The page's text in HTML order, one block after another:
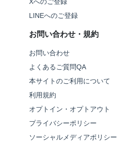
LINEへのご登録
お問い合わせ・規約
お問い合わせ
よくあるご質問QA
本サイトのご利用について
利用規約
オプトイン・オプトアウト
プライバシーポリシー
ソーシャルメディアポリシー